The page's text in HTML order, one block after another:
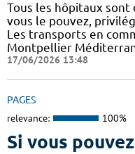
Tous les hôpitaux sont
vous le pouvez,
Les transports en
Montpellier
17/06/2026 13:48
PAGES
relevance: 100%
Si vous